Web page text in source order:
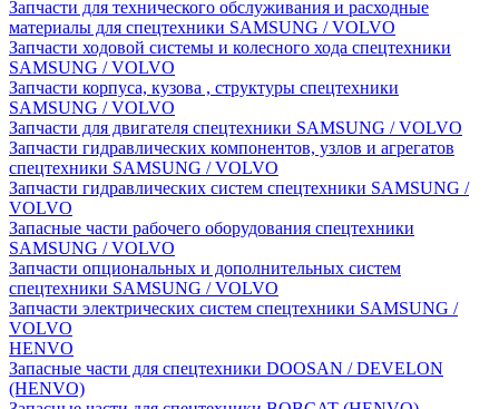
Запчасти для технического обслуживания и расходные
материалы для спецтехники SAMSUNG / VOLVO
Запчасти ходовой системы и колесного хода спецтехники
SAMSUNG / VOLVO
Запчасти корпуса, кузова , структуры спецтехники
SAMSUNG / VOLVO
Запчасти для двигателя спецтехники SAMSUNG / VOLVO
Запчасти гидравлических компонентов, узлов и агрегатов
спецтехники SAMSUNG / VOLVO
Запчасти гидравлических систем спецтехники SAMSUNG /
VOLVO
Запасные части рабочего оборудования спецтехники
SAMSUNG / VOLVO
Запчасти опциональных и дополнительных систем
спецтехники SAMSUNG / VOLVO
Запчасти электрических систем спецтехники SAMSUNG /
VOLVO
HENVO
Запасные части для спецтехники DOOSAN / DEVELON
(HENVO)